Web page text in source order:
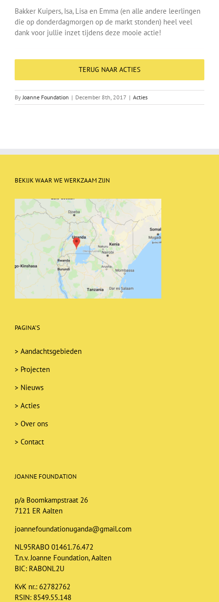
Bakker Kuipers, Isa, Lisa en Emma (en alle andere leerlingen
die op donderdagmorgen op de markt stonden) heel veel
dank voor jullie inzet tijdens deze mooie actie!
TERUG NAAR ACTIES
ByJoanne Foundation | December 8th, 2017 | Acties
BEKIJK WAAR WE WERKZAAM ZIJN
PAGINA’S
> Aandachtsgebieden
> Projecten
> Nieuws
> Acties
> Over ons
> Contact
JOANNE FOUNDATION
p/a Boomkampstraat 26
7121 ER Aalten
joannefoundationuganda@gmail.com
NL95RABO 01461.76.472
T.n.v. Joanne Foundation, Aalten
BIC: RABONL2U
KvK nr.: 62782762
RSIN: 8549.55.148